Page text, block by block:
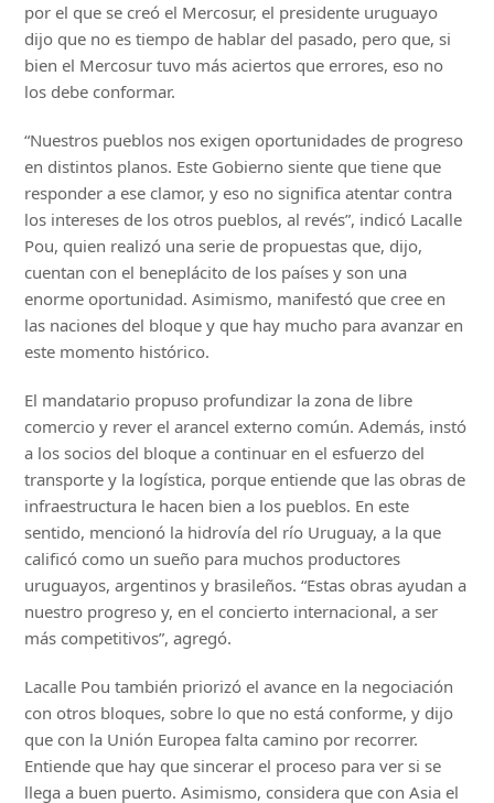
por el que se creó el Mercosur, el presidente uruguayo
dijo que no es tiempo de hablar del pasado, pero que, si
bien el Mercosur tuvo más aciertos que errores, eso no
los debe conformar.
“Nuestros pueblos nos exigen oportunidades de progreso
en distintos planos. Este Gobierno siente que tiene que
responder a ese clamor, y eso no significa atentar contra
los intereses de los otros pueblos, al revés”, indicó Lacalle
Pou, quien realizó una serie de propuestas que, dijo,
cuentan con el beneplácito de los países y son una
enorme oportunidad. Asimismo, manifestó que cree en
las naciones del bloque y que hay mucho para avanzar en
este momento histórico.
El mandatario propuso profundizar la zona de libre
comercio y rever el arancel externo común. Además, instó
a los socios del bloque a continuar en el esfuerzo del
transporte y la logística, porque entiende que las obras de
infraestructura le hacen bien a los pueblos. En este
sentido, mencionó la hidrovía del río Uruguay, a la que
calificó como un sueño para muchos productores
uruguayos, argentinos y brasileños. “Estas obras ayudan a
nuestro progreso y, en el concierto internacional, a ser
más competitivos”, agregó.
Lacalle Pou también priorizó el avance en la negociación
con otros bloques, sobre lo que no está conforme, y dijo
que con la Unión Europea falta camino por recorrer.
Entiende que hay que sincerar el proceso para ver si se
llega a buen puerto. Asimismo, considera que con Asia el